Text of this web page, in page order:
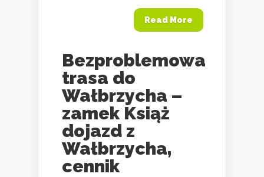
Read More
Bezproblemowa
trasa do
Wałbrzycha –
zamek Książ
dojazd z
Wałbrzycha,
cennik